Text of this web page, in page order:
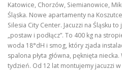
Katowice, Chorzów, Siemianowice,
Śląska. Nowe apartamenty na
Silesia City Center. Jacuzzi na Śląsku
„postaw i podłącz”. To 400 kg na
woda 18°dH i smog, który zjada
spalona płyta główna, pęknięta
tydzień. Od 12 lat montujemy jacuzzi